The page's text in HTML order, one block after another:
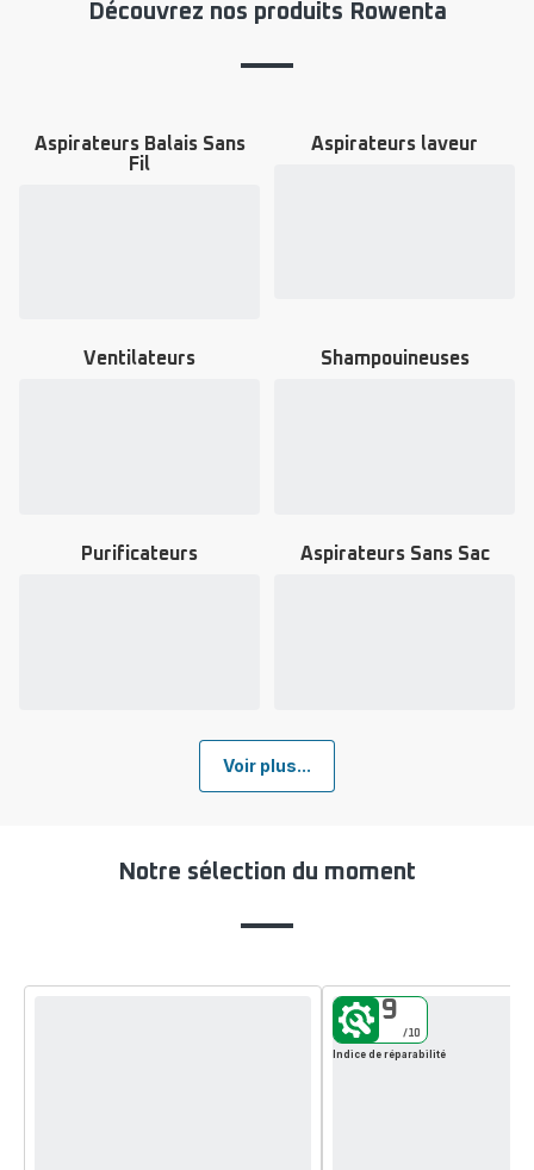
Découvrez nos produits Rowenta
Aspirateurs Balais Sans
Fil
Aspirateurs laveur
Ventilateurs Shampouineuses
Purificateurs Aspirateurs Sans Sac
Voir plus...
Notre sélection du moment
9
/10
Indice de réparabilité